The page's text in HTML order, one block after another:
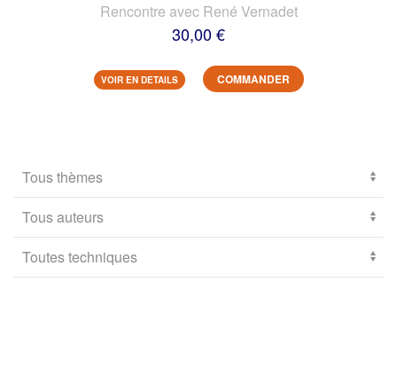
Rencontre avec René Vernadet
30,00 €
VOIR EN DETAILS COMMANDER